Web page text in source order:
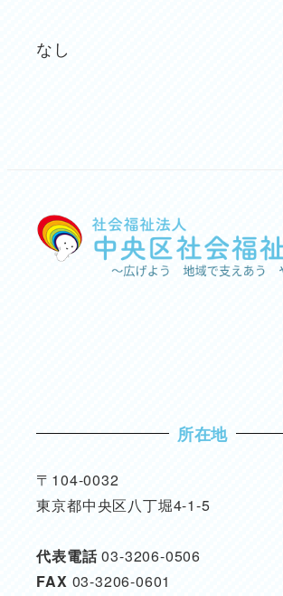
なし
所在地
〒104-0032
東京都中央区八丁堀4-1-5
代表電話03-3206-0506
FAX 03-3206-0601